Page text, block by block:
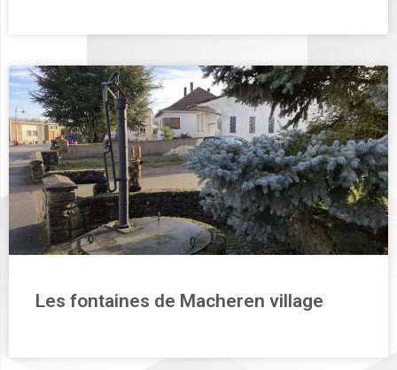
Les fontaines de Macheren village